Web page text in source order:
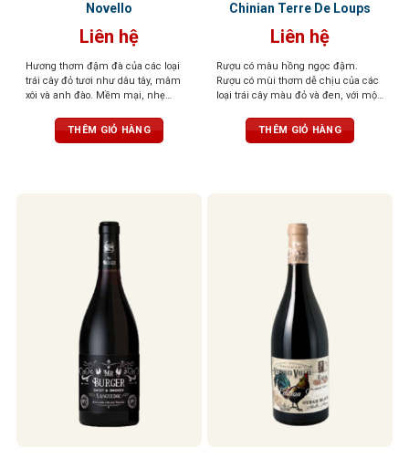
Novello
Liên hệ
Hương thơm đậm đà của các loại
trái cây đỏ tươi như dâu tây, mâm
xôi và anh đào. Mềm mại, nhẹ
chua nhẹ. Hương vị trái cây tươi
mát đặc trưng giúp loại rượu này trở
THÊM GIỎ HÀNG
Chinian Terre De Loups
Liên hệ
Rượu có màu hồng ngọc đậm.
Rượu có mùi thơm dễ chịu của các
loại trái cây màu đỏ và đen, với một
nhàng. Vòm miệng được tráng rất
cân đối và thể hiện rất nhiều sự
THÊM GIỎ HÀNG